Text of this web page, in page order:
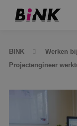
BINK Werken bij
Projectengineer